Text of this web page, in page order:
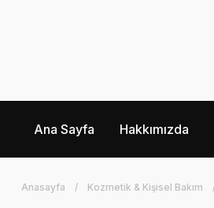
Ana Sayfa Hakkımızda
Anasayfa Kozmetik & Kişisel Bakım